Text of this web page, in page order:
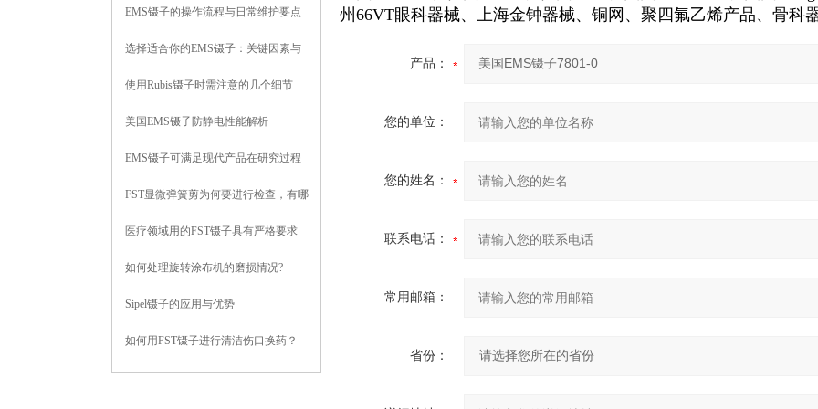
EMS镊子的操作流程与日常维护要点
选择适合你的EMS镊子：关键因素与
使用Rubis镊子时需注意的几个细节
美国EMS镊子防静电性能解析
EMS镊子可满足现代产品在研究过程
FST显微弹簧剪为何要进行检查，有哪
医疗领域用的FST镊子具有严格要求
如何处理旋转涂布机的磨损情况?
Sipel镊子的应用与优势
如何用FST镊子进行清洁伤口换药？
州66VT眼科器械、上海金钟器械、铜网、聚四氟乙烯产品、骨科
产品：
您的单位：
您的姓名：
联系电话：
常用邮箱：
省份：